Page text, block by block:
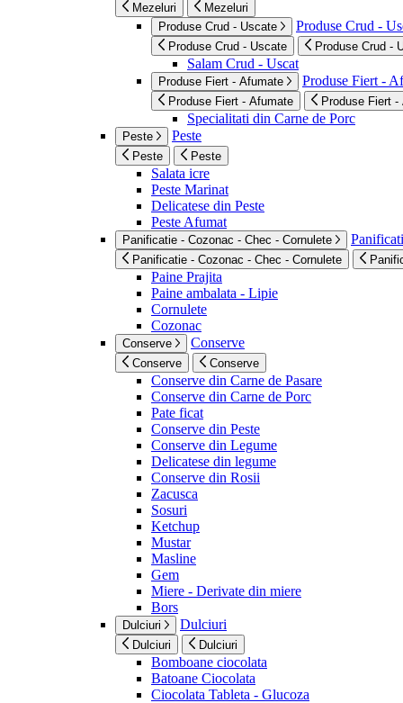
Mezeluri
Mezeluri
Produse Crud - Uscate
Produse Crud -
Produse Crud - Uscate Produse Crud -
Salam Crud - Uscat
Produse Fiert - Afumate Produse Fiert -
Produse Fiert - Afumate Produse Fiert -
Specialitati din Carne de Porc
Peste Peste
Peste Peste
Salata icre
Peste Marinat
Delicatese din Peste
Peste Afumat
Panificatie - Cozonac - Chec - Cornulete
Panificatie - Cozonac - Chec - Cornulete
Paine Prajita
Paine ambalata - Lipie
Cornulete
Cozonac
Conserve Conserve
Conserve Conserve
Conserve din Carne de Pasare
Conserve din Carne de Porc
Pate ficat
Conserve din Peste
Conserve din Legume
Delicatese din legume
Conserve din Rosii
Zacusca
Sosuri
Ketchup
Mustar
Masline
Gem
Miere - Derivate din miere
Bors
Dulciuri Dulciuri
Dulciuri Dulciuri
Bomboane ciocolata
Batoane Ciocolata
Ciocolata Tableta - Glucoza